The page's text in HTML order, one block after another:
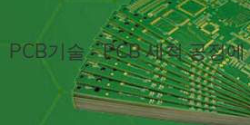
PCB기술 - PCB 세척 공정